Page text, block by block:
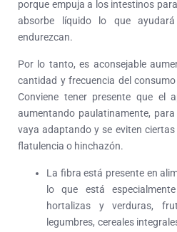
porque empuja a los intestinos
absorbe líquido lo que
endurezcan.
Por lo tanto, es aconsejable
cantidad y frecuencia del
Conviene tener presente que
aumentando paulatinamente,
vaya adaptando y se eviten
flatulencia o hinchazón.
La fibra está presente en
lo que está
hortalizas y verduras,
legumbres, cereales